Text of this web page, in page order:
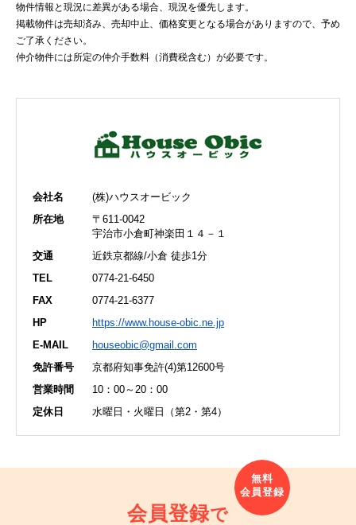
物件情報と現況に差異がある場合、現況を優先します。
掲載物件は売却済み、売却中止、価格変更となる場合がありますので、予め
ご了承ください。
仲介物件には所定の仲介手数料（消費税含む）が必要です。
会社名
(株)ハウスオービック
所在地
〒611-0042
宇治市小倉町神楽田１４－１
交通
近鉄京都線/小倉 徒歩1分
TEL
0774-21-6450
FAX
0774-21-6377
HP
https://www.house-obic.ne.jp
E-MAIL
houseobic@gmail.com
免許番号
京都府知事免許(4)第12600号
営業時間
10：00～20：00
定休日
水曜日・火曜日（第2・第4）
会員登録で